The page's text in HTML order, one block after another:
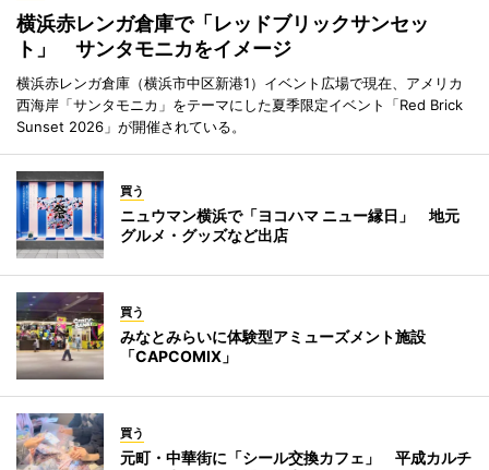
横浜赤レンガ倉庫で「レッドブリックサンセッ
ト」 サンタモニカをイメージ
横浜赤レンガ倉庫（横浜市中区新港1）イベント広場で現在、アメリカ
西海岸「サンタモニカ」をテーマにした夏季限定イベント「Red Brick
Sunset 2026」が開催されている。
買う
ニュウマン横浜で「ヨコハマ ニュー縁日」 地元
グルメ・グッズなど出店
買う
みなとみらいに体験型アミューズメント施設
「CAPCOMIX」
買う
元町・中華街に「シール交換カフェ」 平成カルチ